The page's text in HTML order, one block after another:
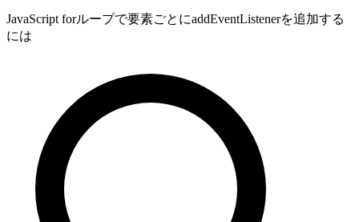
JavaScript forループで要素ごとにaddEventListenerを追加する
には